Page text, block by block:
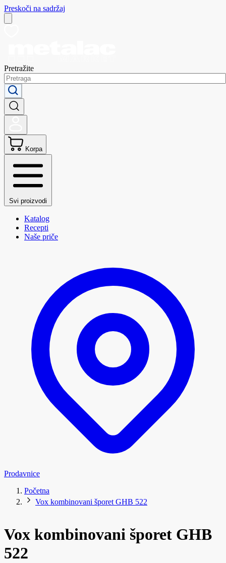
Preskoči na sadržaj
Pretražite
Korpa
Svi proizvodi
Katalog
Recepti
Naše priče
Prodavnice
Početna
Vox kombinovani šporet GHB 522
Vox kombinovani šporet GHB
522